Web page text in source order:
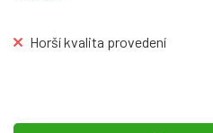
Horší kvalita provedení